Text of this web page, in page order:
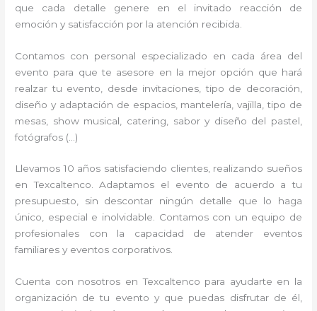
que cada detalle genere en el invitado reacción de
emoción y satisfacción por la atención recibida.
Contamos con personal especializado en cada área del
evento para que te asesore en la mejor opción que hará
realzar tu evento, desde invitaciones, tipo de decoración,
diseño y adaptación de espacios, mantelería, vajilla, tipo de
mesas, show musical, catering, sabor y diseño del pastel,
fotógrafos (…)
Llevamos 10 años satisfaciendo clientes, realizando sueños
en Texcaltenco. Adaptamos el evento de acuerdo a tu
presupuesto, sin descontar ningún detalle que lo haga
único, especial e inolvidable. Contamos con un equipo de
profesionales con la capacidad de atender eventos
familiares y eventos corporativos.
Cuenta con nosotros en Texcaltenco para ayudarte en la
organización de tu evento y que puedas disfrutar de él,